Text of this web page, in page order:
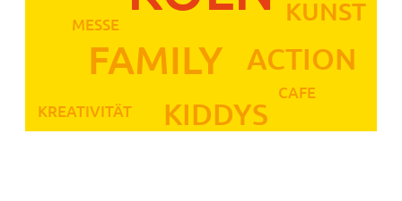
FAMILY ACTION
KIDDYS
KUNST
CAFE
KREATIVITÄT
MESSE